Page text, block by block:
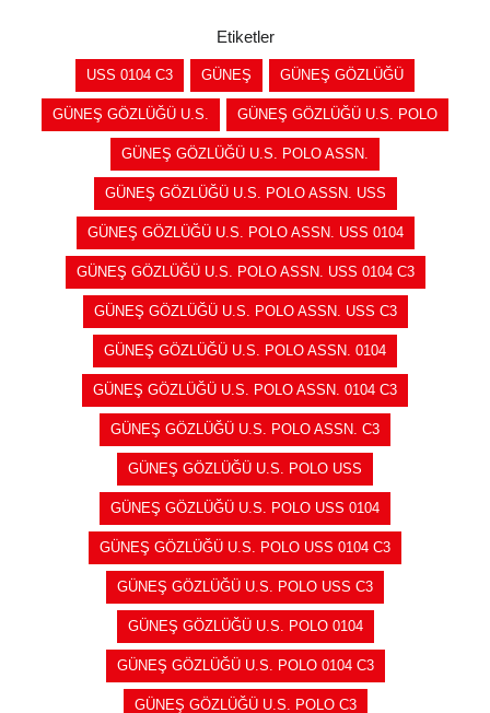
Etiketler
USS 0104 C3 GÜNEŞ GÜNEŞ GÖZLÜĞÜ
GÜNEŞ GÖZLÜĞÜ U.S. GÜNEŞ GÖZLÜĞÜ U.S. POLO
GÜNEŞ GÖZLÜĞÜ U.S. POLO ASSN.
GÜNEŞ GÖZLÜĞÜ U.S. POLO ASSN. USS
GÜNEŞ GÖZLÜĞÜ U.S. POLO ASSN. USS 0104
GÜNEŞ GÖZLÜĞÜ U.S. POLO ASSN. USS 0104 C3
GÜNEŞ GÖZLÜĞÜ U.S. POLO ASSN. USS C3
GÜNEŞ GÖZLÜĞÜ U.S. POLO ASSN. 0104
GÜNEŞ GÖZLÜĞÜ U.S. POLO ASSN. 0104 C3
GÜNEŞ GÖZLÜĞÜ U.S. POLO ASSN. C3
GÜNEŞ GÖZLÜĞÜ U.S. POLO USS
GÜNEŞ GÖZLÜĞÜ U.S. POLO USS 0104
GÜNEŞ GÖZLÜĞÜ U.S. POLO USS 0104 C3
GÜNEŞ GÖZLÜĞÜ U.S. POLO USS C3
GÜNEŞ GÖZLÜĞÜ U.S. POLO 0104
GÜNEŞ GÖZLÜĞÜ U.S. POLO 0104 C3
GÜNEŞ GÖZLÜĞÜ U.S. POLO C3